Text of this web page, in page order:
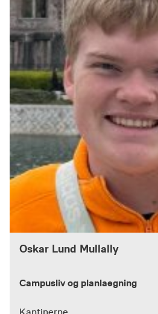
Oskar Lund Mullally
Campusliv og planlaegning